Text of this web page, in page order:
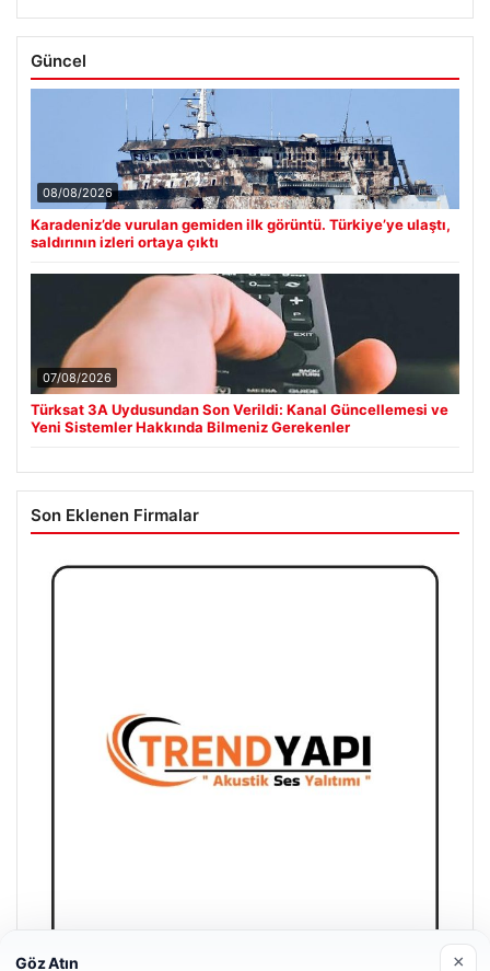
Güncel
08/08/2026
Karadeniz’de vurulan gemiden ilk görüntü. Türkiye’ye ulaştı,
saldırının izleri ortaya çıktı
07/08/2026
Türksat 3A Uydusundan Son Verildi: Kanal Güncellemesi ve
Yeni Sistemler Hakkında Bilmeniz Gerekenler
Son Eklenen Firmalar
Göz Atın ×